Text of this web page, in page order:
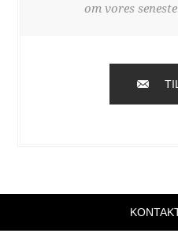
om vores